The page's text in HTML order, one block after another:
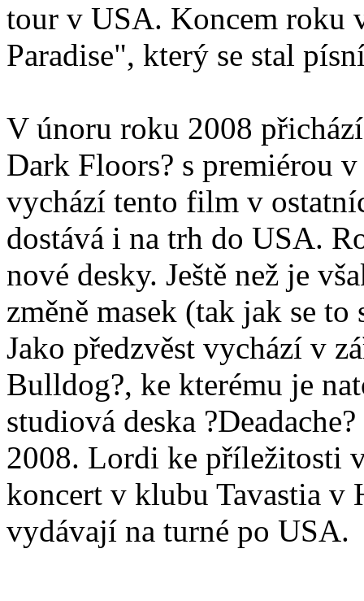
tour v USA. Koncem roku
Paradise", který se stal
V únoru roku 2008
Dark Floors? s premiérou
vychází tento film v
dostává i na trh do USA.
nové desky. Ještě než je
změně masek (tak jak se
Jako předzvěst vychází v
Bulldog?, ke kterému je
studiová deska
2008. Lordi ke příležitosti
koncert v klubu Tavastia v
vydávají na turné po USA.